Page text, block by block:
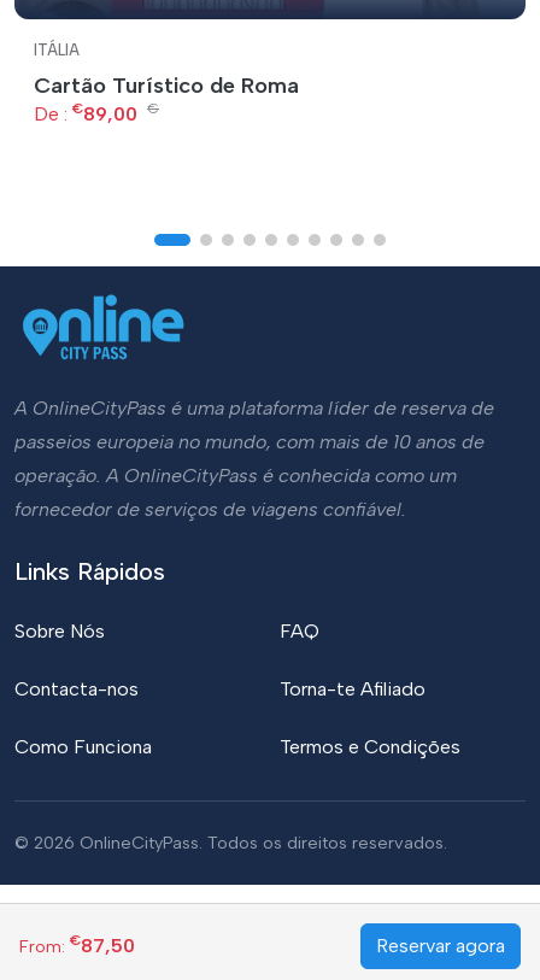
ITÁLIA
Cartão Turístico de Roma
De : €89,00 €
From: €87,50 Reservar agora
A OnlineCityPass é uma plataforma líder de reserva de
passeios europeia no mundo, com mais de 10 anos de
operação. A OnlineCityPass é conhecida como um
fornecedor de serviços de viagens confiável.
Links Rápidos
Sobre Nós
Contacta-nos
Como Funciona
FAQ
Torna-te Afiliado
Termos e Condições
© 2026 OnlineCityPass. Todos os direitos reservados.